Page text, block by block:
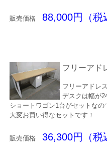
販売価格 88,000円（税
フリーアド
フリーアドレ
デスクは幅が
ショートワゴン1台がセットなの
大変お買い得なセットです！
販売価格 36,300円（税